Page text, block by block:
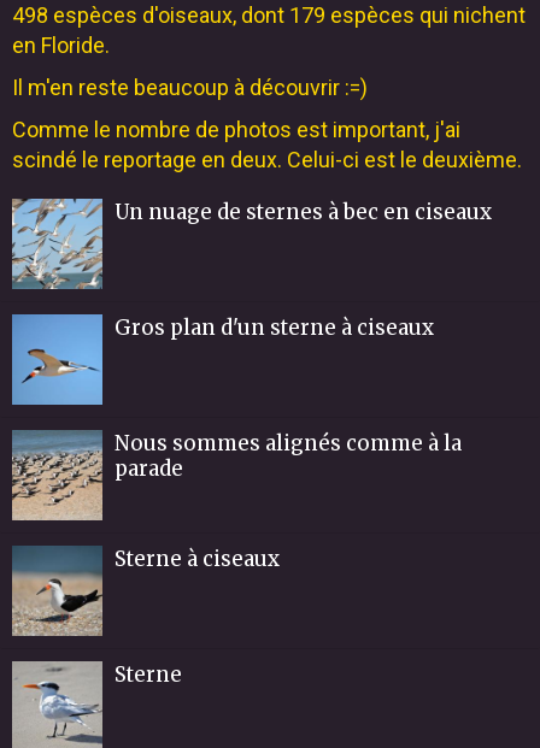
498 espèces d'oiseaux, dont 179 espèces qui nichent
en Floride.
Il m'en reste beaucoup à découvrir :=)
Comme le nombre de photos est important, j'ai
scindé le reportage en deux. Celui-ci est le deuxième.
Un nuage de sternes à bec en ciseaux
Gros plan d'un sterne à ciseaux
Nous sommes alignés comme à la
parade
Sterne à ciseaux
Sterne